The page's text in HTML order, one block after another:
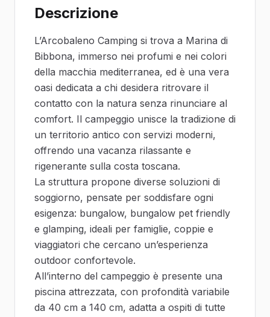
Descrizione
L’Arcobaleno Camping si trova a Marina di
Bibbona, immerso nei profumi e nei colori
della macchia mediterranea, ed è una vera
oasi dedicata a chi desidera ritrovare il
contatto con la natura senza rinunciare al
comfort. Il campeggio unisce la tradizione di
un territorio antico con servizi moderni,
offrendo una vacanza rilassante e
rigenerante sulla costa toscana.
La struttura propone diverse soluzioni di
soggiorno, pensate per soddisfare ogni
esigenza: bungalow, bungalow pet friendly
e glamping, ideali per famiglie, coppie e
viaggiatori che cercano un’esperienza
outdoor confortevole.
All’interno del campeggio è presente una
piscina attrezzata, con profondità variabile
da 40 cm a 140 cm, adatta a ospiti di tutte